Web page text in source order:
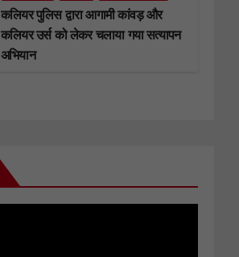
कलियर पुलिस द्वारा आगामी कांवड़ और
कलियर उर्स को लेकर चलाया गया सत्यापन
अभियान